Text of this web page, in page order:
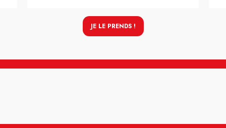
JE LE PRENDS !